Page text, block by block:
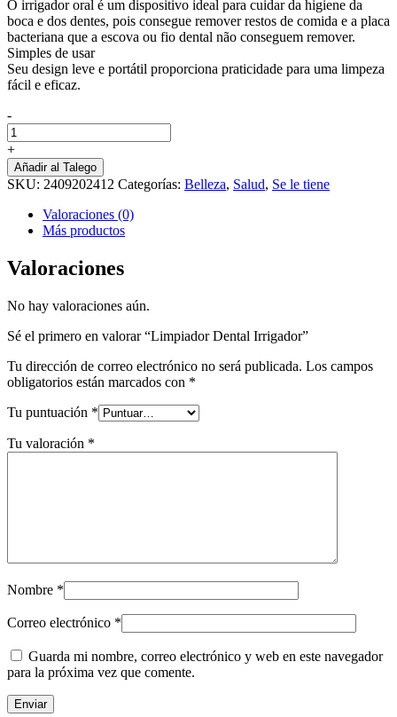
O irrigador oral é um dispositivo ideal para cuidar da higiene da
boca e dos dentes, pois consegue remover restos de comida e a placa
bacteriana que a escova ou fio dental não conseguem remover.
Simples de usar
Seu design leve e portátil proporciona praticidade para uma limpeza
fácil e eficaz.
-
Limpiador
Dental
Irrigador
cantidad
+
Añadir al Talego
SKU: 2409202412 Categorías: Belleza, Salud, Se le tiene
Valoraciones (0)
Más productos
Valoraciones
No hay valoraciones aún.
Sé el primero en valorar “Limpiador Dental Irrigador”
Tu dirección de correo electrónico no será publicada. Los campos
obligatorios están marcados con *
Tu puntuación *
Tu valoración *
Nombre *
Correo electrónico *
Guarda mi nombre, correo electrónico y web en este navegador
para la próxima vez que comente.